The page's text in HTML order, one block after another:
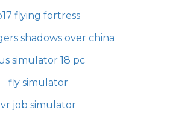
flying fortress
shadows over china
simulator 18 pc
fly simulator
vr job simulator